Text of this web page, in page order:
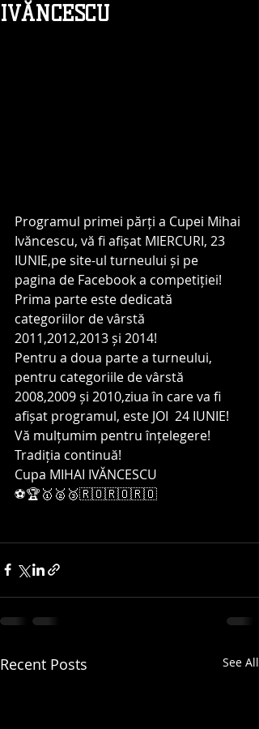
IVĂNCESCU
Programul primei părți a Cupei Mihai
Ivăncescu, vă fi afișat MIERCURI, 23
IUNIE,pe site-ul turneului și pe
pagina de Facebook a competiției!
Prima parte este dedicată
categoriilor de vârstă
2011,2012,2013 și 2014!
Pentru a doua parte a turneului,
pentru categoriile de vârstă
2008,2009 și 2010,ziua în care va fi
afișat programul, este JOI  24 IUNIE!
Vă mulțumim pentru înțelegere!
Tradiția continuă!
Cupa MIHAI IVĂNCESCU
⚽️🏆🥇🥈🥉🇷🇴🇷🇴🇷🇴
Recent Posts See All